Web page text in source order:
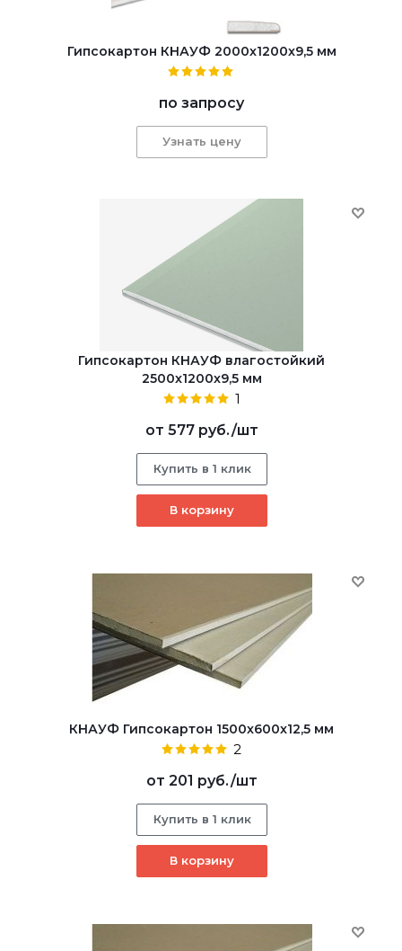
Гипсокартон КНАУФ 2000x1200x9,5 мм
по запросу
Узнать цену
Гипсокартон КНАУФ влагостойкий
2500x1200x9,5 мм
1
от 577 руб./шт
Купить в 1 клик
В корзину
КНАУФ Гипсокартон 1500x600x12,5 мм
2
от 201 руб./шт
Купить в 1 клик
В корзину